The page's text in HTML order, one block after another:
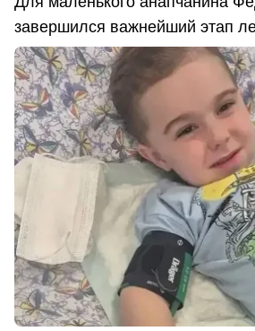
завершился важнейший этап